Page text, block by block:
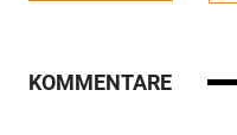
KOMMENTARE